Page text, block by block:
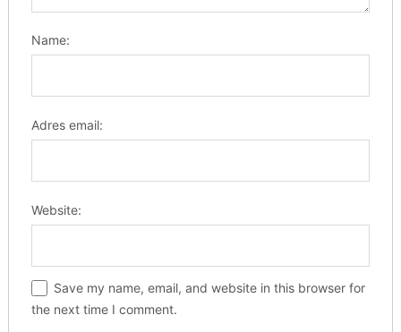
Name:
Adres email:
Website:
Save my name, email, and website in this browser for
the next time I comment.